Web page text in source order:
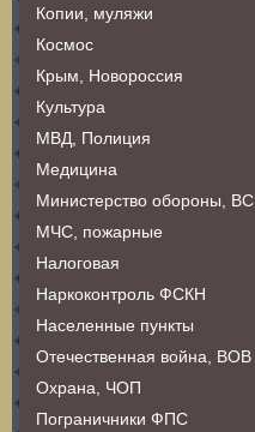
Копии, муляжи
Космос
Крым, Новороссия
Культура
МВД, Полиция
Медицина
Министерство обороны, ВС
МЧС, пожарные
Налоговая
Наркоконтроль ФСКН
Населенные пункты
Отечественная война, ВОВ
Охрана, ЧОП
Пограничники ФПС